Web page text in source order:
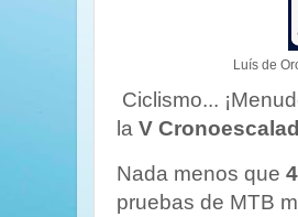
Luís de
Ciclismo...
la V
Nada menos que
pruebas de MTB